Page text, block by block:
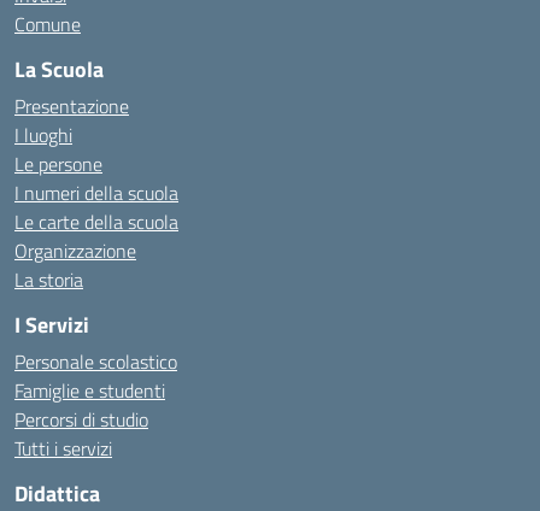
Comune
La Scuola
Presentazione
I luoghi
Le persone
I numeri della scuola
Le carte della scuola
Organizzazione
La storia
I Servizi
Personale scolastico
Famiglie e studenti
Percorsi di studio
Tutti i servizi
Didattica